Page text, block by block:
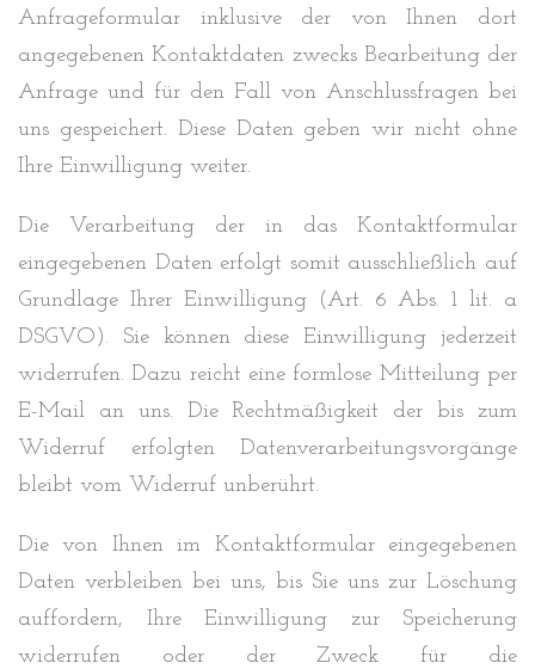
Anfrageformular inklusive der von Ihnen dort
angegebenen Kontaktdaten zwecks Bearbeitung der
Anfrage und für den Fall von Anschlussfragen bei
uns gespeichert. Diese Daten geben wir nicht ohne
Ihre Einwilligung weiter.
Die Verarbeitung der in das Kontaktformular
eingegebenen Daten erfolgt somit ausschließlich auf
Grundlage Ihrer Einwilligung (Art. 6 Abs. 1 lit. a
DSGVO). Sie können diese Einwilligung jederzeit
widerrufen. Dazu reicht eine formlose Mitteilung per
E-Mail an uns. Die Rechtmäßigkeit der bis zum
Widerruf erfolgten Datenverarbeitungsvorgänge
bleibt vom Widerruf unberührt.
Die von Ihnen im Kontaktformular eingegebenen
Daten verbleiben bei uns, bis Sie uns zur Löschung
auffordern, Ihre Einwilligung zur Speicherung
widerrufen oder der Zweck für die